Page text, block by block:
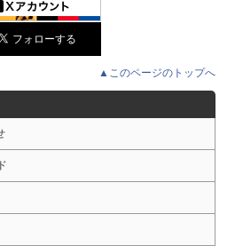
▲このページのトップへ